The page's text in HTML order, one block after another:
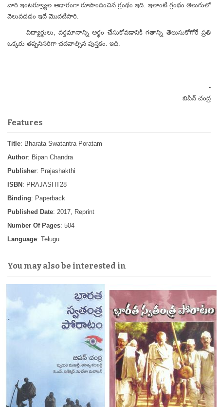
వారి ఇంటర్వ్యూల ఆధారంగా రూపొందించిన గ్రంథం ఇది. ఇలాంటి గ్రంథం తెలుగులో
వెలువడడం ఇదే మొదటిసారి.
విద్యార్థులు, వర్తమానాన్ని అర్థం చేసుకోవడానికి గతాన్ని తెలుసుకోగోరే ప్రతి
ఒక్కరు తప్పనిసరిగా చదవాల్సిన పుస్తకం. ఇది.
-
బిపిన్ చంద్ర
Features
Title: Bharata Swatantra Poratam
Author: Bipan Chandra
Publisher: Prajashakthi
ISBN : PRAJASHT28
Binding: Paperback
Published Date: 2017, Reprint
Number Of Pages: 504
Language: Telugu
You may also be interested in